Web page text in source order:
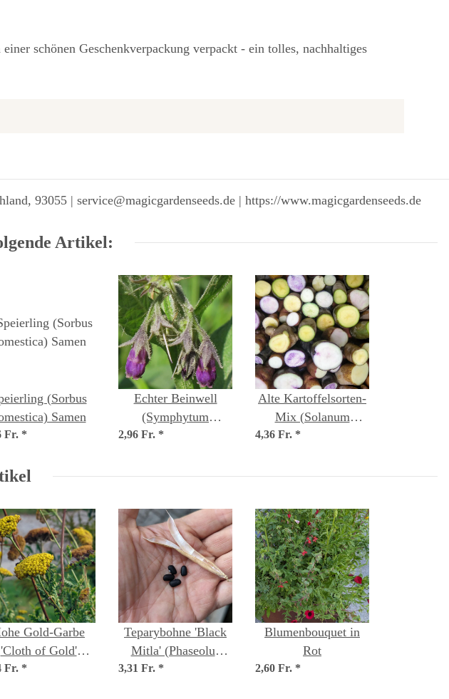
schönen Geschenkverpackung verpackt - ein tolles, nachhaltiges
93055 | service@magicgardenseeds.de | https://www.magicgardenseeds.de
Artikel:
(Sorbus
Samen
Fr. *
Echter Beinwell
(Symphytum
officinale) Samen
2,96 Fr. *
Alte Kartoffelsorten-
Mix (Solanum
tuberosum) Samen
4,36 Fr. *
Gold-Garbe
'Cloth of Gold'
(Achillea
Fr. *
Teparybohne 'Black
Mitla' (Phaseolus
acutifolius) Samen
3,31 Fr. *
Blumenbouquet in
Rot
2,60 Fr. *